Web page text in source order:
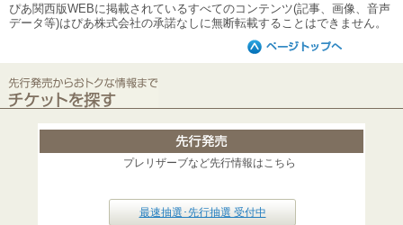
ぴあ関西版WEBに掲載されているすべてのコンテンツ(記事、画像、音声
データ等)はぴあ株式会社の承諾なしに無断転載することはできません。
プレリザーブなど先行情報はこちら
最速抽選･先行抽選 受付中